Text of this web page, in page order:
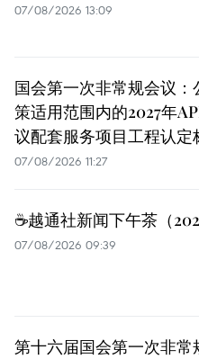
07/08/2026 13:09
国会第一次非常规会议：
策适用范围内的2027年
议配套服务项目工程认定
07/08/2026 11:27
☕️越通社新闻下午茶（
07/08/2026 09:39
第十六届国会第一次非常